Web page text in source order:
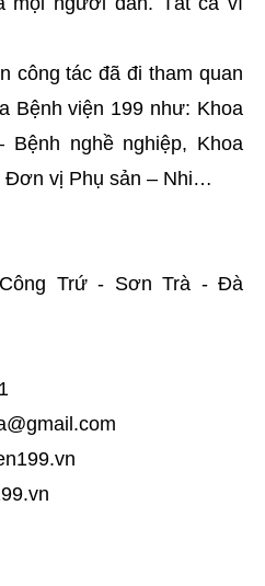
công tác đã đi tham quan
Bệnh viện 199 như: Khoa
nghề nghiệp, Khoa
Đơn vị Phụ sản – Nhi…
Trứ - Sơn Trà - Đà